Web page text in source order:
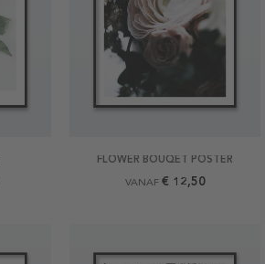
FLOWER BOUQET POSTER
VANAF € 12,50